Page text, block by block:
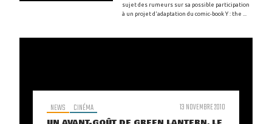
sujet des rumeurs sur sa possible participation
à un projet d'adaptation du comic-book Y : the ...
NEWS CINÉMA 13 NOVEMBRE 2010